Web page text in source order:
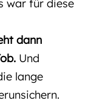
war für diese
dann
Und
lange